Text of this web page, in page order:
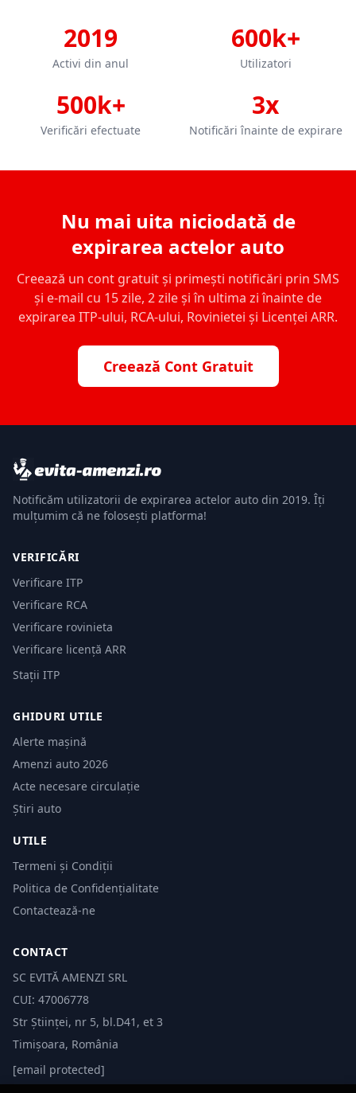
2019
Activi din anul
600k+
Utilizatori
500k+
Verificări efectuate
3x
Notificări înainte de expirare
Nu mai uita niciodată de
expirarea actelor auto
Creează un cont gratuit și primești notificări prin SMS
și e-mail cu 15 zile, 2 zile și în ultima zi înainte de
expirarea ITP-ului, RCA-ului, Rovinietei și Licenței ARR.
Creează Cont Gratuit
Notificăm utilizatorii de expirarea actelor auto din 2019. Îți
mulțumim că ne folosești platforma!
VERIFICĂRI
Verificare ITP
Verificare RCA
Verificare rovinieta
Verificare licență ARR
Stații ITP
GHIDURI UTILE
Alerte mașină
Amenzi auto 2026
Acte necesare circulație
Știri auto
UTILE
Termeni și Condiții
Politica de Confidențialitate
Contactează-ne
CONTACT
SC EVITĂ AMENZI SRL
CUI: 47006778
Str Științei, nr 5, bl.D41, et 3
Timișoara, România
[email protected]